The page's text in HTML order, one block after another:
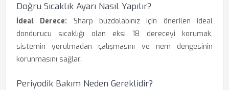
Doğru Sıcaklık Ayarı Nasıl Yapılır?
İdeal Derece: Sharp buzdolabınız için önerilen ideal
dondurucu sıcaklığı olan eksi 18 dereceyi korumak,
sistemin yorulmadan çalışmasını ve nem dengesinin
korunmasını sağlar.
Periyodik Bakım Neden Gereklidir?